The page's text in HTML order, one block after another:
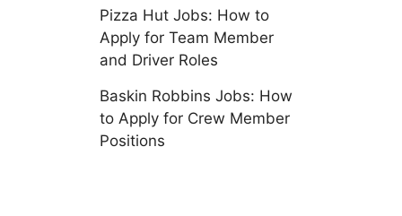
Pizza Hut Jobs: How to
Apply for Team Member
and Driver Roles
Baskin Robbins Jobs: How
to Apply for Crew Member
Positions